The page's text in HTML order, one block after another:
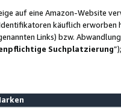
auf eine Amazon-Website
käuflich
Links) bzw.
Suchplatzierung”);